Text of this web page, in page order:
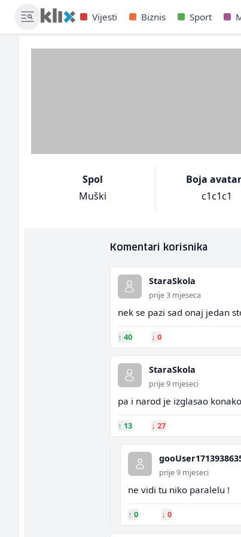
Vijesti Biznis Sport
Spol
Muški
Boja
c1c1c1
Komentari korisnika
StaraSkola
prije 3 mjeseca
nek se pazi sad onaj jedan
↑ 40 ↓ 0
StaraSkola
prije 9 mjeseci
pa i narod je izglasao
↑ 13 ↓ 27
prije 9 mjeseci
ne vidi tu niko paralelu !
↑ 0 ↓ 0